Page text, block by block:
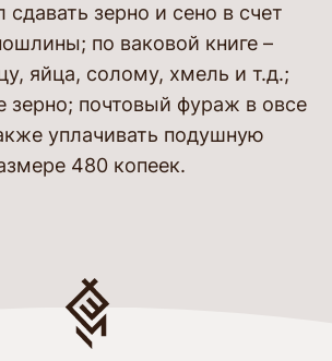
сдавать зерно и сено в счет
по ваковой книге –
яйца, солому, хмель и т.д.;
зерно; почтовый фураж в овсе
уплачивать подушную
480 копеек.